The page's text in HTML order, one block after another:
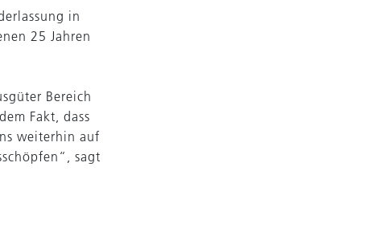
in
25 Jahren
Bereich
Fakt, dass
weiterhin auf
sagt